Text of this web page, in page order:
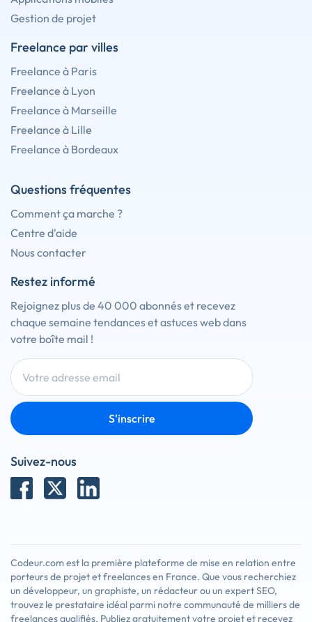
Gestion de projet
Freelance par villes
Freelance à Paris
Freelance à Lyon
Freelance à Marseille
Freelance à Lille
Freelance à Bordeaux
Questions fréquentes
Comment ça marche ?
Centre d'aide
Nous contacter
Restez informé
Rejoignez plus de 40 000 abonnés et recevez
chaque semaine tendances et astuces web dans
votre boîte mail !
S'inscrire
Suivez-nous
Codeur.com est la première plateforme de mise en relation entre
porteurs de projet et freelances en France. Que vous recherchiez
un développeur, un graphiste, un rédacteur ou un expert SEO,
trouvez le prestataire idéal parmi notre communauté de milliers de
freelances qualifiés. Publiez gratuitement votre projet et recevez